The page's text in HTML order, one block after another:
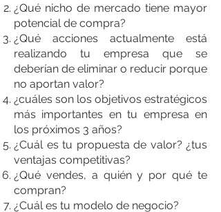
¿Qué nicho de mercado tiene mayor
potencial de compra?
¿Qué acciones actualmente está
realizando tu empresa que se
deberían de eliminar o reducir porque
no aportan valor?
¿cuáles son los objetivos estratégicos
más importantes en tu empresa en
los próximos 3 años?
¿Cuál es tu propuesta de valor? ¿tus
ventajas competitivas?
¿Qué vendes, a quién y por qué te
compran?
¿Cuál es tu modelo de negocio?